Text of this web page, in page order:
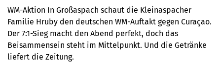
WM-Aktion In Großaspach schaut die Kleinaspacher
Familie Hruby den deutschen WM-Auftakt gegen Curaçao.
Der 7:1-Sieg macht den Abend perfekt, doch das
Beisammensein steht im Mittelpunkt. Und die Getränke
liefert die Zeitung.